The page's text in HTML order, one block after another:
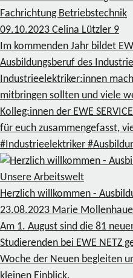
Fachrichtung Betriebstechnik
09.10.2023 Celina Lützler 9
Im kommenden Jahr bildet
Ausbildungsberuf des
Industrieelektriker:innen
mitbringen sollten und viele
Kolleg:innen der EWE
für euch zusammengefasst,
#Industrieelektriker
Unsere Arbeitswelt
Herzlich willkommen -
23.08.2023 Marie
Am 1. August sind die 81
Studierenden bei EWE NETZ
Woche der Neuen begleiten